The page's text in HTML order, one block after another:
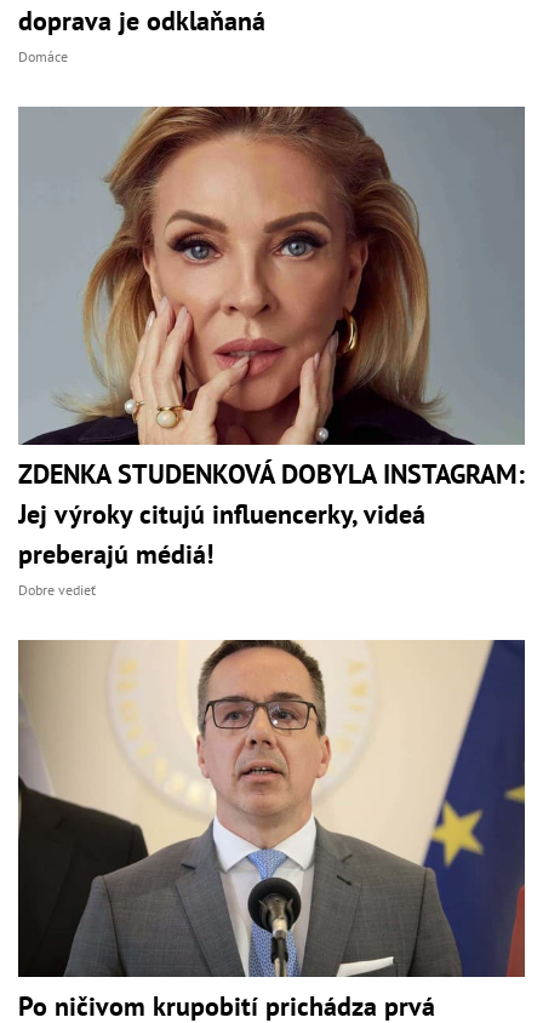
doprava je odklaňaná
Domáce
ZDENKA STUDENKOVÁ DOBYLA INSTAGRAM:
Jej výroky citujú influencerky, videá
preberajú médiá!
Dobre vedieť
Po ničivom krupobití prichádza prvá